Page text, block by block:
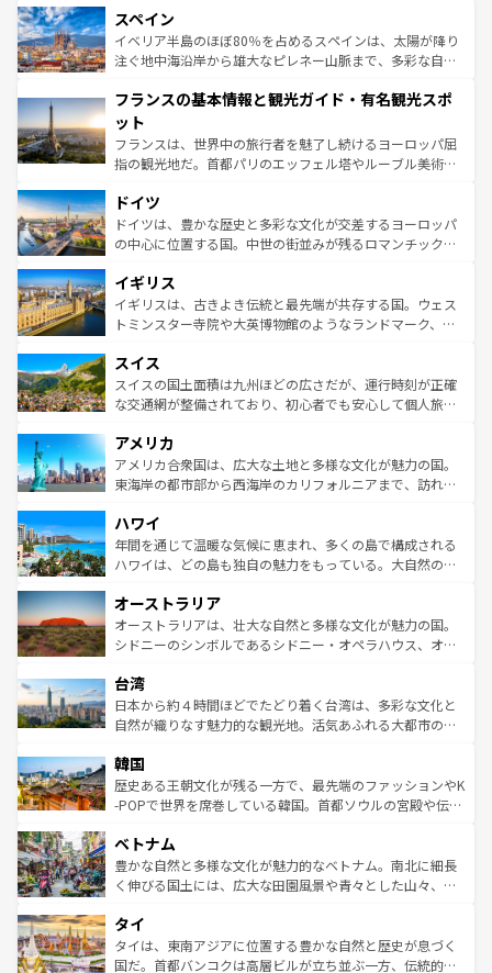
ろん、トスカーナの美しい田園風景やアマルフィ海岸の絶
景など、自然景観も見逃せない。観光の合間には、本場の
ピザやパスタなど、絶品のイタリア料理を堪能することも
ませてくれるイタリアで、忘れられない旅をしてみよう！
なお、新着のイタリア情報は
しい。
スペイン
イベリア半島のほぼ80％を占めるスペインは、太陽が降り
注ぐ地中海沿岸から雄大なピレネー山脈まで、多彩な自然
文化が根付くこの国では、情熱的なフラメンコ、熱気あふ
れる闘牛、そして美味しいタパスが生活の一部となってい
る。首都マドリードの洗練された雰囲気や、バルセロナの
アートに溢れた街角から、地方では古代ローマ遺跡や中世
せる。地方によって風土や気候が異なるスペインはその個
性で訪れる人を魅了する。 なお、新着のスペイン情報は コ
ンテンツ一覧を参照してほしい。
フランスの基本情報と観光ガイド・有名観光スポ
ット
フランスは、世界中の旅行者を魅了し続けるヨーロッパ屈
指の観光地だ。首都パリのエッフェル塔やルーブル美術館
で、幅広い魅力が詰まっている。華麗な宮殿、歴史的な大
聖堂、美しいビーチ、そして豊かな自然が、訪れる者を心
から魅了する。また、フランスは美食の国としても知ら
いる。シャンパンの発祥地であるランス、プロヴァンスの
香り高いラベンダー畑など、多彩な楽しみ方が可能だ。さ
らに、パリ以外の地域にも魅力が溢れており、どの街角に
れる地方に足を運ぶとそれぞれで全く異なる文化を体験で
きるだろう。 なお、新着のフランス情報はコンテンツ一覧
を参照してほしい。
ドイツ
ドイツは、豊かな歴史と多彩な文化が交差するヨーロッパ
の中心に位置する国。中世の街並みが残るロマンチック街
顔を持つこの国は、どこを歩いても飽きることがない。ベ
ルリンの文化的活気、バイエルン州のアルプスの絶景、そ
してライン川沿いのワイン畑といった風景は必見。ビール
は、お酒好きな人にはぜひ体験してほしい。 なお、新着の
ドイツ情報はコンテンツ一覧を参照してほしい。
イギリス
イギリスは、古きよき伝統と最先端が共存する国。ウェス
トミンスター寺院や大英博物館のようなランドマーク、歴
リアごとに異なる魅力がある。また、優雅なアフタヌーン
ティー、ビール好きにはたまらない英国パブ、サッカー観
戦など、本場だからこそできる体験も豊富。イギリスを旅
ンツ一覧を参照してほしい。
スイス
スイスの国土面積は九州ほどの広さだが、運行時刻が正確
な交通網が整備されており、初心者でも安心して個人旅行
の建物がそのまま残る町や、スイスならではのユニークな
博物館もあり、アルプス観光だけでなく町歩きも満喫する
ことができる。国民の所得が高いため物価も高いが、旅行
ば市内交通費無料で観光を楽しむこともできる。 なお、新
着のスイス情報はコンテンツ一覧 を参照してほしい。
アメリカ
アメリカ合衆国は、広大な土地と多様な文化が魅力の国。
東海岸の都市部から西海岸のカリフォルニアまで、訪れる
のような巨大都市は、観光、ショッピング、エンターテイ
ンメントが詰まった刺激的なスポットだ。一方、アメリカ
西部には大自然が広がり、グランドキャニオンやイエロー
部のニューオーリンズでは、音楽と美食が融合した独特の
文化が魅力。旅行者はアメリカの各地域で異なる魅力を楽
しみながら、その多様性と豊かな歴史を感じることができ
ならではの贅沢な旅のスタイルだ。 なお、新着のアメリカ
情報はコンテンツ一覧を参照してほしい。
ハワイ
年間を通じて温暖な気候に恵まれ、多くの島で構成される
ハワイは、どの島も独自の魅力をもっている。大自然の神
ワイ島は見逃せない。また、定番の観光地といえばオアフ
島だが、静かな自然を求めるならマウイ島やカウアイ島が
おすすめ。エメラルドグリーンに輝く海をはじめ、豊かな
れるおもてなしの心で訪れる人々を迎えてくれるハワイの
人々、おいしいローカルフードやハワイアンミュージッ
ク、伝統的なフラダンスなど、すべてがハワイの魅力を彩
ワイを、存分に味わってほしい。 なお、新着のハワイ情報
はコンテンツ一覧を参照してほしい。
オーストラリア
オーストラリアは、壮大な自然と多様な文化が魅力の国。
シドニーのシンボルであるシドニー・オペラハウス、オー
リアリーフや大陸中央部にそびえるウルル（エアーズロッ
ク）、タスマニアの美しい原生林やケアンズの熱帯雨林な
ど、見どころがたくさん。また、カフェやワイン、オージ
いる。アクティビティも充実しており、サーフィンやダイ
ビング、ハイキングなど、アウトドア好きにはたまらな
い。オーストラリアの多彩な魅力を存分に味わいつくそ
参照してほしい。
台湾
日本から約４時間ほどでたどり着く台湾は、多彩な文化と
自然が織りなす魅力的な観光地。活気あふれる大都市の台
ン）、静ひつな山岳地帯である台湾東部など、都市の喧騒
と山間の静けさが共存しており、訪れる人に新しい発見と
驚きをもたらしてくれる。また、奥深い台湾の食文化も魅
容にもいいと評判のスイーツなど、バラエティ豊かな料理
が味わえる。 なお、新着の台湾情報は コンテンツ一覧を参
照してほしい。
韓国
歴史ある王朝文化が残る一方で、最先端のファッションやK
-POPで世界を席巻している韓国。首都ソウルの宮殿や伝統
き、地方に足を延ばせば四季折々の自然美を楽しむことが
できる。そして、キムチや焼肉、絶品のストリートフード
まで、さまざまな韓国料理が待っている。夜には、韓国な
リティに包まれながら、韓国の多彩な魅力を心ゆくまで味
わってみてほしい。 なお、新着の韓国情報はコンテンツ一
覧を参照してほしい。
ベトナム
豊かな自然と多様な文化が魅力的なベトナム。南北に細長
く伸びる国土には、広大な田園風景や青々とした山々、世
急速な発展と共に伝統が息づく。ハノイの古い町並みやホ
ーチミン市のフランス統治時代の建物も、独特の雰囲気を
醸し出している。また、バラエティの豊かさとおいしさで
タイ
タイは、東南アジアに位置する豊かな自然と歴史が息づく
国だ。首都バンコクは高層ビルが立ち並ぶ一方、伝統的な